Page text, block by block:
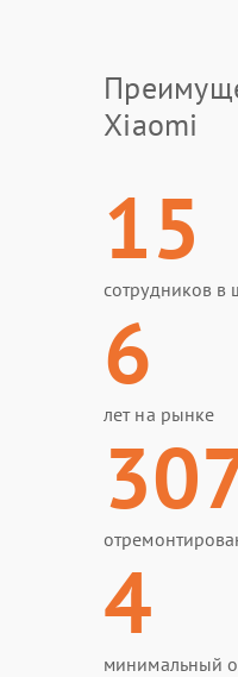
Xiaomi
15
сотрудников в
6
лет на рынке
4
минимальный